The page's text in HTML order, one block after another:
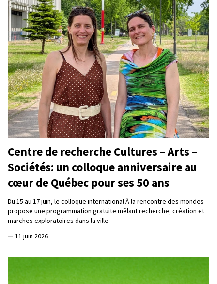
Centre de recherche Cultures – Arts –
Sociétés: un colloque anniversaire au
cœur de Québec pour ses 50 ans
Du 15 au 17 juin, le colloque international À la rencontre des mondes
propose une programmation gratuite mêlant recherche, création et
marches exploratoires dans la ville
— 11 juin 2026